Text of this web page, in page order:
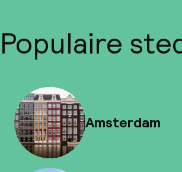
Populaire
Amsterdam